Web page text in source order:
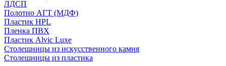
ЛДСП
Полотно АГТ (МДФ)
Пластик HPL
Пленка ПВХ
Пластик Alvic Luxe
Столешницы из искусственного камня
Столешницы из пластика